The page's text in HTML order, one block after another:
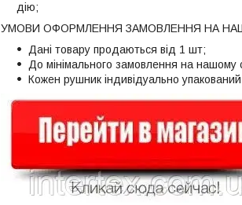
дію;
УМОВИ ОФОРМЛЕННЯ ЗАМОВЛЕННЯ НА
Дані товару продаються від 1 шт;
До мінімального замовлення на нашому
Кожен рушник індивідуально